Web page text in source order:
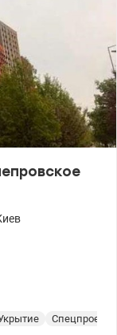
район
как для
80
Спецпроект